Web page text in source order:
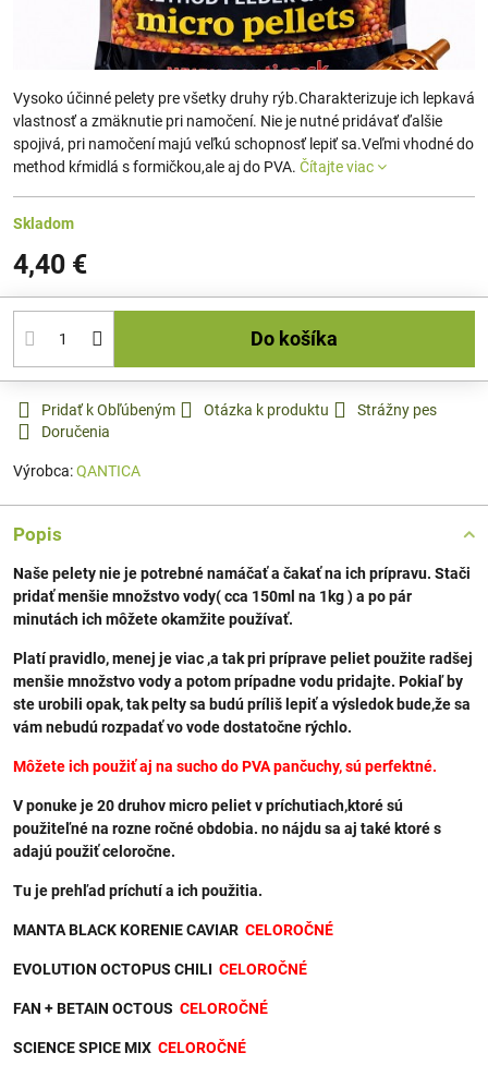
Vysoko účinné pelety pre všetky druhy rýb.Charakterizuje ich lepkavá
vlastnosť a zmäknutie pri namočení. Nie je nutné pridávať ďalšie
spojivá, pri namočení majú veľkú schopnosť lepiť sa.Veľmi vhodné do
method kŕmidlá s formičkou,ale aj do PVA. Čítajte viac
Skladom
4,40 €
Do košíka
Pridať k Obľúbeným Otázka k produktu
Strážny pes
Doručenia
Výrobca:QANTICA
Popis
Naše pelety nie je potrebné namáčať a čakať na ich prípravu. Stači
pridať menšie množstvo vody( cca 150ml na 1kg ) a po pár
minutách ich môžete okamžite používať.
Platí pravidlo, menej je viac ,a tak pri príprave peliet použite radšej
menšie množstvo vody a potom prípadne vodu pridajte. Pokiaľ by
ste urobili opak, tak pelty sa budú príliš lepiť a výsledok bude,že sa
vám nebudú rozpadať vo vode dostatočne rýchlo.
Môžete ich použiť aj na sucho do PVA pančuchy, sú perfektné.
V ponuke je 20 druhov micro peliet v príchutiach,ktoré sú
použiteľné na rozne ročné obdobia. no nájdu sa aj také ktoré s
adajú použiť celoročne.
Tu je prehľad príchutí a ich použitia.
MANTA BLACK KORENIE CAVIAR CELOROČNÉ
EVOLUTION OCTOPUS CHILI CELOROČNÉ
FAN + BETAIN OCTOUS CELOROČNÉ
SCIENCE SPICE MIX CELOROČNÉ